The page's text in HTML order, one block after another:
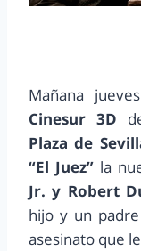
Mañana
Cinesur 3D
Plaza de
“El Juez” la
Jr. y Robert
hijo y un
asesinato que